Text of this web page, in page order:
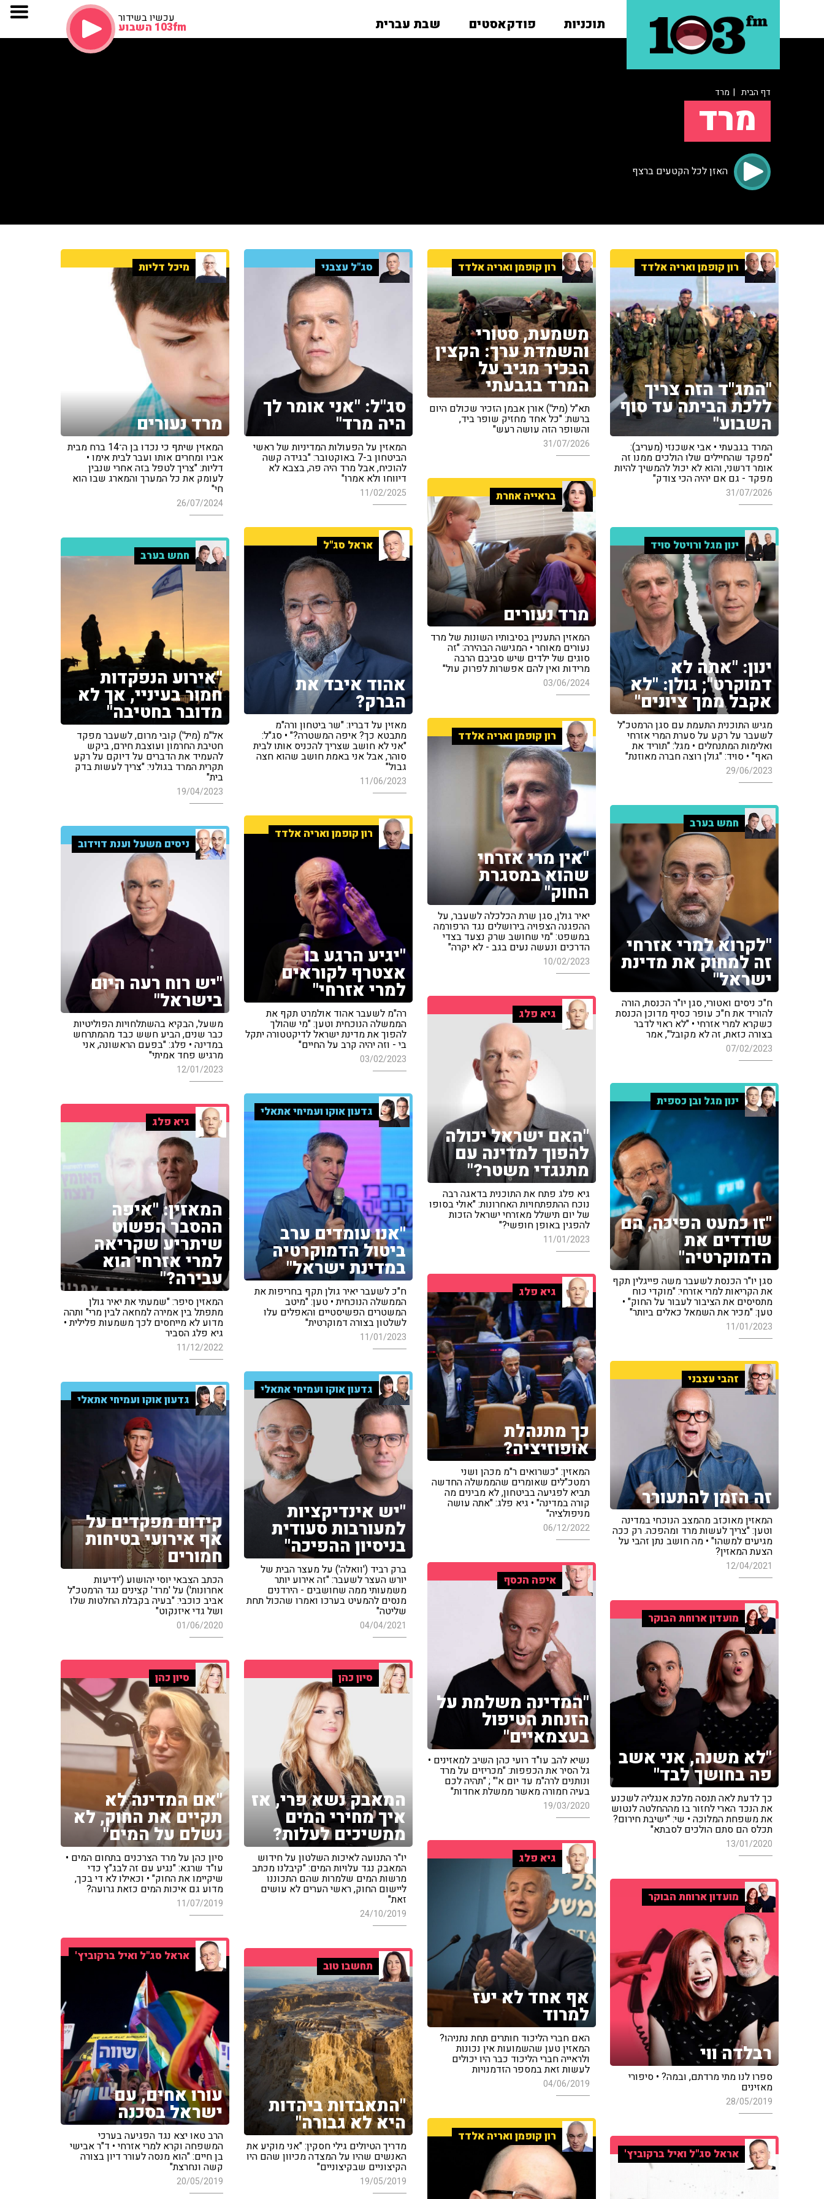
תוכניות פודקאסטים שבת עברית עכשיו בשידור
103fm השבוע
דף הבית | מרד
מרד
האזן לכל הקטעים ברצף
רון קופמן ואריה אלדד
"המג"ד הזה צריך
ללכת הביתה עד סוף
השבוע"
המרד בגבעתי • אבי אשכנזי (מעריב):
"מפקד שהחיילים שלו הולכים ממנו זה
אומר דרשני, והוא לא יכול להמשיך להיות
מפקד - גם אם יהיה הכי צודק"
31/07/2026
רון קופמן ואריה אלדד
משמעת, סטורי
והשמדת ערך: הקצין
הבכיר מגיב על
המרד בגבעתי
תא"ל (מיל') אורן אבמן הזכיר שכולם היום
ברשת: "כל אחד מחזיק שופר ביד,
והשופר הזה עושה רעש"
31/07/2026
סג"ל עצבני
סג"ל: "אני אומר לך
היה מרד"
המאזין על הפעולות המדיניות של ראשי
הביטחון ב-7 באוקטובר: "בגידה קשה
להוכיח, אבל מרד היה פה, בצבא לא
דיווחו ולא אמרו"
11/02/2025
מיכל דליות
מרד נעורים
המאזין שיתף כי נכדו בן ה־14 ברח מבית
אביו ומחרים אותו ועבר לבית אימו •
דליות: "צריך לטפל בזה אחרי שנבין
לעומק את כל המערך והמארג שבו הוא
חי"
26/07/2024 בראייה אחרת
מרד נעורים
המאזין התעניין בסיבותיו השונות של מרד
נעורים מאוחר • המגישה הבהירה: "זה
סוגים של ילדים שיש סביבם הרבה
מרידות ואין להם אפשרות לפרוק עול"
03/06/2024
ינון מגל ורויטל סויד
ינון: "אתה לא
דמוקרט"; גולן: "לא
אקבל ממך ציונים"
מגיש התוכנית התעמת עם סגן הרמטכ"ל
לשעבר על רקע על סערת המרי אזרחי
ואלימות המתנחלים • מגל: "תוריד את
האף" • סויד: "גולן רוצה חברה מאוזנת"
29/06/2023
אראל סג"ל
אהוד איבד את
הברק?
מאזין על דבריו: "שר ביטחון ורה"מ
מתבטא כך? איפה המשטרה?" • סג"ל:
"אני לא חושב שצריך להכניס אותו לבית
סוהר, אבל אני באמת חושב שהוא חצה
גבול"
11/06/2023
חמש בערב
"אירוע הנפקדות
חמור בעיניי, אך לא
מדובר בחטיבה"
אל"מ (מיל') קובי מרום, לשעבר מפקד
חטיבת החרמון ועוצבת חירם, ביקש
להעמיד את הדברים על דיוקם על רקע
תקרית המרד בגולני: "צריך לעשות בדק
בית"
19/04/2023
רון קופמן ואריה אלדד
"אין מרי אזרחי
שהוא במסגרת
החוק"
יאיר גולן, סגן שרת הכלכלה לשעבר, על
ההפגנה הצפויה בירושלים נגד הרפורמה
במשפט: "מי שחושב שרק נצעד בצדי
הדרכים ונעשה נעים בגב - לא יקרה"
10/02/2023
חמש בערב
"לקרוא למרי אזרחי
זה למחוק את מדינת
ישראל"
ח"כ ניסים ואטורי, סגן יו"ר הכנסת, הורה
להוריד את ח"כ עופר כסיף מדוכן הכנסת
כשקרא למרי אזרחי • "לא ראוי לדבר
בצורה כזאת, זה לא מקובל", אמר
07/02/2023
רון קופמן ואריה אלדד
"יגיע הרגע בו
אצטרף לקוראים
למרי אזרחי"
רה"מ לשעבר אהוד אולמרט תקף את
הממשלה הנוכחית וטען: "מי שהולך
להפוך את מדינת ישראל לדיקטטורה יתקל
בי - וזה יהיה קרב על החיים"
03/02/2023
ניסים משעל וענת דוידוב
"יש רוח רעה היום
בישראל"
משעל, הבקיא בהשתלחויות הפוליטיות
כבר שנים, הביע חשש כבד מהמתרחש
במדינה • פלג: "בפעם הראשונה, אני
מרגיש פחד אמיתי"
12/01/2023
גיא פלג
"האם ישראל יכולה
להפוך למדינה עם
מתנגדי משטר?"
גיא פלג פתח את התוכנית בדאגה רבה
נוכח ההתפתחויות האחרונות: "אולי בסופו
של יום תישלל מאזרחי ישראל הזכות
להפגין באופן חופשי?"
11/01/2023
ינון מגל ובן כספית
"זו כמעט הפיכה, הם
שודדים את
הדמוקרטיה"
סגן יו"ר הכנסת לשעבר משה פייגלין תקף
את הקריאות למרי אזרחי: "מוקדי כוח
מתסיסים את הציבור לעבור על החוק" •
טען: "מכיר את השמאל כאלים ביותר"
11/01/2023
גדעון אוקו ועמיחי אתאלי
"אנו עומדים ערב
ביטול הדמוקרטיה
במדינת ישראל"
ח"כ לשעבר יאיר גולן תקף בחריפות את
הממשלה הנוכחית • טען: "מיטב
המשטרים הפשיסטיים והאפלים עלו
לשלטון בצורה דמוקרטית"
11/01/2023
גיא פלג
המאזין: "איפה
ההסבר הפשוט
שיתריע שקריאה
למרי אזרחי הוא
עבירה?"
המאזין סיפר: "שמעתי את יאיר גולן
מתפתל בין אמירה למחאה לבין מרי" ותהה
מדוע לא מייחסים לכך משמעות פלילית •
גיא פלג הסביר
11/12/2022
גיא פלג
כך מתנהלת
אופוזיציה?
המאזין: "כשרואים ר"מ מכהן ושני
רמטכ"לים שאומרים שהממשלה החדשה
תביא לפגיעה בביטחון, לא מבינים מה
קורה במדינה" • גיא פלג: "אתה עושה
מניפולציה"
06/12/2022
זהבי עצבני
זה הזמן להתעורר
המאזין מאוכזב מהמצב הנוכחי במדינה
וטען: "צריך לעשות מרד ומהפכה. רק ככה
מגיעים למשהו" • מה חושב נתן זהבי על
הצעת המאזין?
12/04/2021
גדעון אוקו ועמיחי אתאלי
"יש אינדיקציות
למעורבות סעודית
בניסיון ההפיכה"
ברק רביד ('וואלה') על מעצר הבית של
יורש העצר לשעבר: "זה אירוע יותר
משמעותי ממה שחושבים - הירדנים
מנסים להמעיט בערכו ואמרו שהכול תחת
שליטה"
04/04/2021
גדעון אוקו ועמיחי אתאלי
קידום מפקדים על
אף אירועי בטיחות
חמורים
הכתב הצבאי יוסי יהושוע ('ידיעות
אחרונות') על 'מרד' קצינים נגד הרמטכ"ל
אביב כוכבי: "בעיה בקבלת החלטות שלו
ושל גדי איזנקוט"
01/06/2020
איפה הכסף
"המדינה משלמת על
הזנחת הטיפול
בעצמאיים"
נשיא להב עו"ד רועי כהן השיב למאזינים •
גל הסיר את הכפפות: "מכריזים על מרד
ונותנים לרה"מ עד יום א'" ; "תהיה לכם
בעיה חמורה מאשר ממשלת אחדות"
19/03/2020
מועדון ארוחת הבוקר
"לא משנה, אני אשב
פה בחושך לבד"
כך לדעת לאה תנסה מלכת אנגליה לשכנע
את הנכד הארי לחזור בו מההחלטה לנטוש
את משפחת המלוכה • שי: "ישיבת חירום?
תכלס הם סתם הולכים לסבתא"
13/01/2020
סיון כהן
המאבק נשא פרי, אז
איך מחירי המים
ממשיכים לעלות?
יו"ר התנועה לאיכות השלטון על חידוש
המאבק נגד עלויות המים: "קיבלנו מכתב
מרשות המים שלמרות שהם התכוננו
ליישום החוק, ראשי הערים לא עושים
זאת"
24/10/2019
סיון כהן
"אם המדינה לא
תקיים את החוק, לא
נשלם על המים"
סיון כהן על מרד הצרכנים בתחום המים •
עו"ד שרגא: "נגיע עם זה לבג"ץ כדי
שיקיימו את החוק" • וכאילו לא די בכך,
מדוע גם איכות המים כזאת גרועה?
11/07/2019
גיא פלג
אף אחד לא יעז
למרוד
האם חברי הליכוד חותרים תחת נתניהו?
המאזין טען שהשמועות אין נכונות
ולראייה חברי הליכוד כבר היו יכולים
לעשות זאת במספר הזדמנויות
04/06/2019
מועדון ארוחת הבוקר
רבלדה ווי
ספרו לנו מתי מרדתם, ובמה? • סיפורי
מאזינים
28/05/2019
אראל סג"ל ואיל ברקוביץ'
עורו אחים, עם
ישראל בסכנה
הרב טאו יצא נגד הפגיעה בערכי
המשפחה וקרא למרי אזרחי • ד"ר אבישי
בן חיים: "הוא מנסה לעורר דיון בצורה
קשה ונחרצת"
20/05/2019
תחשבו טוב
"התאבדות ביהדות
היא לא גבורה"
מדריך הטיולים גילי חסקין: "אני מוקיע את
האנשים שהיו על המצדה מכיוון שהם היו
הקיצוניים שבקיצוניים"
19/05/2019
רון קופמן ואריה אלדד
אראל סג"ל ואיל ברקוביץ'